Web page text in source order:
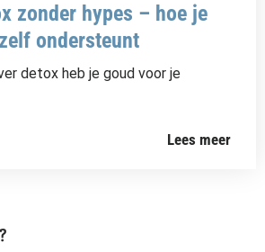
zonder hypes – hoe je
ondersteunt
detox heb je goud voor je
Lees meer